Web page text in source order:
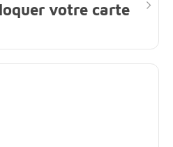
votre carte